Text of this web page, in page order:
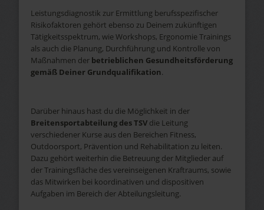
Leistungsdiagnostik zur Ermittlung berufsspezifischer
Risikofaktoren gehört ebenso zu Deinem zukünftigen
Tätigkeitsspektrum, wie Workshops, Ergonomie Trainings
als auch die Planung, Durchführung und Kontrolle von
Maßnahmen der betrieblichen Gesundheitsförderung
gemäß Deiner Grundqualifikation.
Darüber hinaus hast du die Möglichkeit in der
Breitensportabteilung des TSVdie Leitung
verschiedener Kurse aus den Bereichen Fitness,
Outdoorsport, Prävention und Rehabilitation zu leiten.
Dazu gehört weiterhin die Betreuung der Mitglieder auf
der Trainingsfläche des vereinseigenen Kraftraums, sowie
das Mitwirken bei koordinativen und dispositiven
Aufgaben im Bereich der Abteilungsleitung.